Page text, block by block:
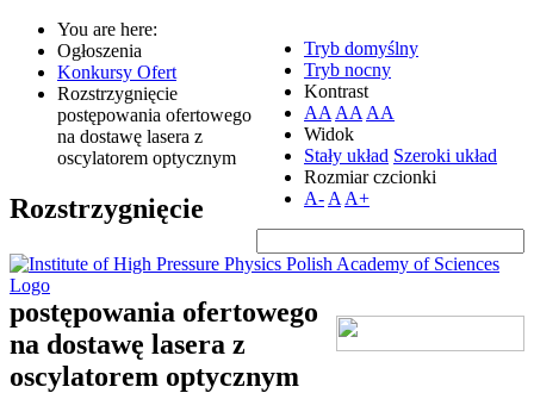
Tryb domyślny
Tryb nocny
Kontrast
AA AA AA
Widok
Stały układ Szeroki układ
Rozmiar czcionki
A- A A+
You are here:
Ogłoszenia
Konkursy Ofert
Rozstrzygnięcie
postępowania ofertowego
na dostawę lasera z
oscylatorem optycznym
Rozstrzygnięcie
postępowania ofertowego
na dostawę lasera z
oscylatorem optycznym